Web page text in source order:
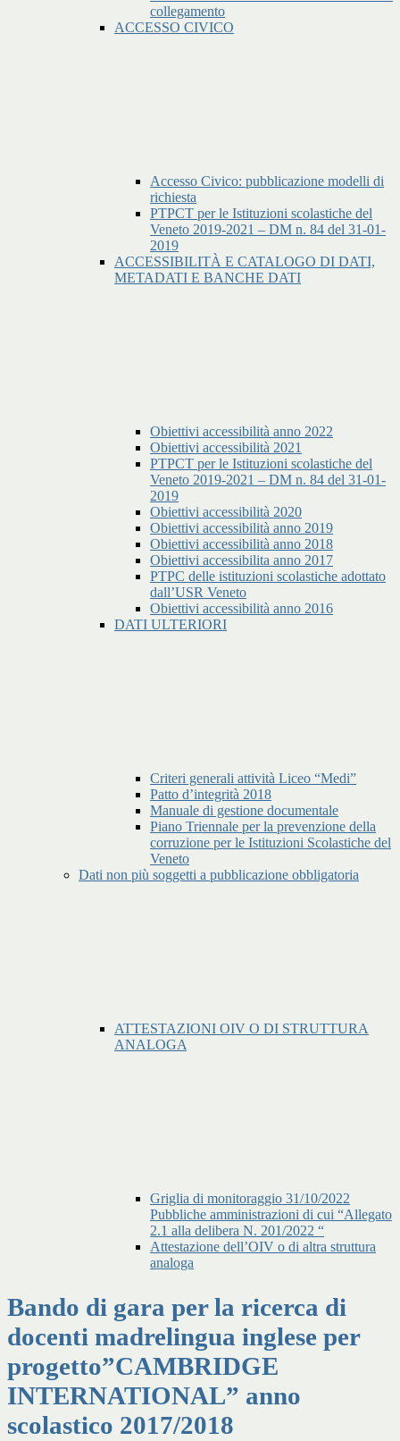
collegamento
ACCESSO CIVICO
Accesso Civico: pubblicazione modelli di
richiesta
PTPCT per le Istituzioni scolastiche del
Veneto 2019-2021 – DM n. 84 del 31-01-
2019
ACCESSIBILITÀ E CATALOGO DI DATI,
METADATI E BANCHE DATI
Obiettivi accessibilità anno 2022
Obiettivi accessibilità 2021
PTPCT per le Istituzioni scolastiche del
Veneto 2019-2021 – DM n. 84 del 31-01-
2019
Obiettivi accessibilità 2020
Obiettivi accessibilità anno 2019
Obiettivi accessibilità anno 2018
Obiettivi accessibilita anno 2017
PTPC delle istituzioni scolastiche adottato
dall’USR Veneto
Obiettivi accessibilità anno 2016
DATI ULTERIORI
Criteri generali attività Liceo “Medi”
Patto d’integrità 2018
Manuale di gestione documentale
Piano Triennale per la prevenzione della
corruzione per le Istituzioni Scolastiche del
Veneto
Dati non più soggetti a pubblicazione obbligatoria
ATTESTAZIONI OIV O DI STRUTTURA
ANALOGA
Griglia di monitoraggio 31/10/2022
Pubbliche amministrazioni di cui “Allegato
2.1 alla delibera N. 201/2022 “
Attestazione dell’OIV o di altra struttura
analoga
Bando di gara per la ricerca di
docenti madrelingua inglese per
progetto”CAMBRIDGE
INTERNATIONAL” anno
scolastico 2017/2018